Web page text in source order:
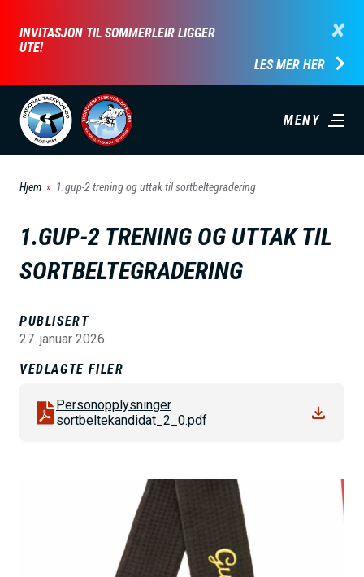
p
l
INVITASJON TIL SOMMERLEIR LIGGER
UTE!
LES MER HER
×
MENY
Hjem 1.gup-2 trening og uttak til sortbeltegradering
1.GUP-2 TRENING OG UTTAK TIL
SORTBELTEGRADERING
PUBLISERT
27. januar 2026
VEDLAGTE FILER
Personopplysninger
sortbeltekandidat_2_0.pdf